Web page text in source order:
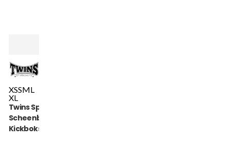
XSSML
XL
Twins Special
Scheenbeschermers
Kickboksen (SGL 7